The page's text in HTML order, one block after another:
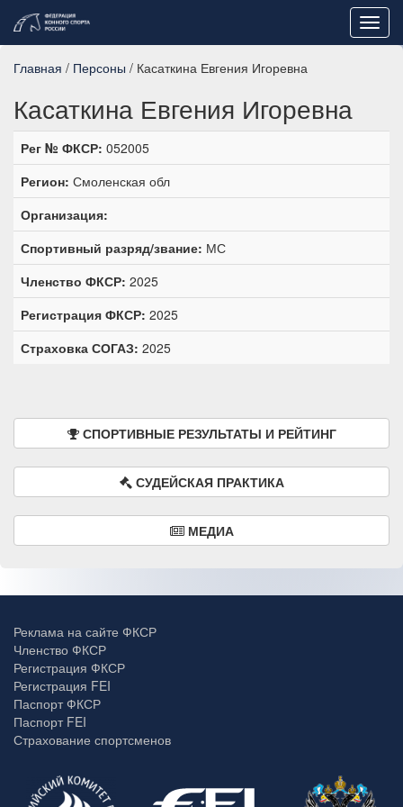
Главная / Персоны / Касаткина Евгения Игоревна
Касаткина Евгения Игоревна
Рег № ФКСР: 052005
Регион: Смоленская обл
Организация:
Спортивный разряд/звание: МС
Членство ФКСР: 2025
Регистрация ФКСР: 2025
Страховка СОГАЗ: 2025
СПОРТИВНЫЕ РЕЗУЛЬТАТЫ И РЕЙТИНГ
СУДЕЙСКАЯ ПРАКТИКА
МЕДИА
Реклама на сайте ФКСР
Членство ФКСР
Регистрация ФКСР
Регистрация FEI
Паспорт ФКСР
Паспорт FEI
Страхование спортсменов